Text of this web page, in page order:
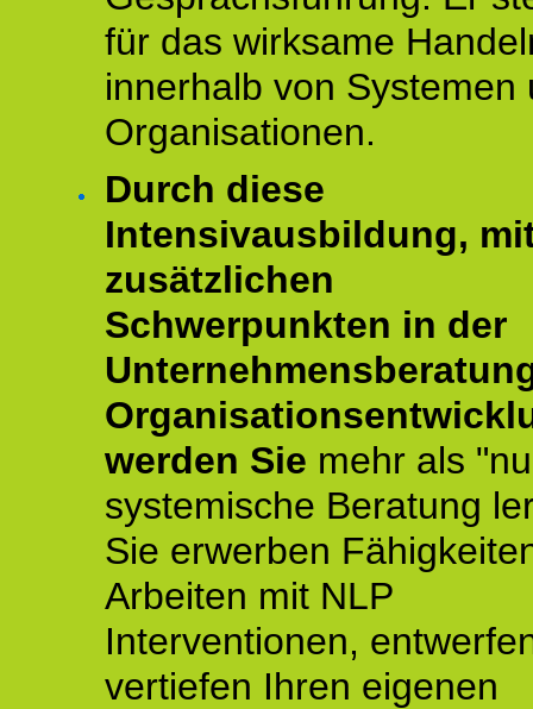
für das wirksame
innerhalb von Systemen
Organisationen.
Durch diese
Intensivausbildung,
zusätzlichen
Schwerpunkten in der
werden Sie mehr als
systemische Beratung
Sie erwerben
Arbeiten mit NLP
Interventionen,
vertiefen Ihren eigenen